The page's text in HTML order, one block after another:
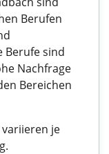
Berufen
Berufe sind
Nachfrage
Bereichen
je